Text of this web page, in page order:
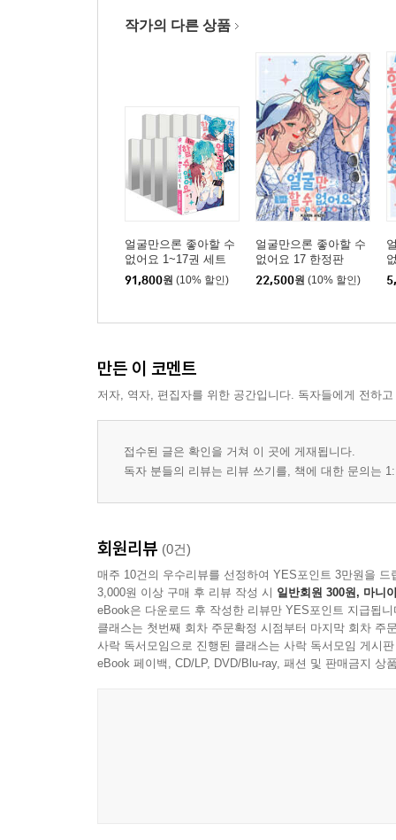
작가의 다른 상품
얼굴만으론 좋아할 수
없어요 1~17권 세트
91,800원 (10% 할인)
얼굴만으론 좋아할 수
없어요 17 한정판
22,500원 (10% 할인)
만든 이 코멘트
저자, 역자, 편집자를 위한 공간입니다. 독자들에게 전하
접수된 글은 확인을 거쳐 이 곳에 게재됩니다.
독자 분들의 리뷰는 리뷰 쓰기를, 책에 대한 문의는
회원리뷰 (0건)
매주 10건의 우수리뷰를 선정하여 YES포인트 3만원을 드
3,000원 이상 구매 후 리뷰 작성 시 일반회원 300원, 마니
eBook은 다운로드 후 작성한 리뷰만 YES포인트 지급됩니
클래스는 첫번째 회차 주문확정 시점부터 마지막 회차 주
사락 독서모임으로 진행된 클래스는 사락 독서모임 게시
eBook 페이백, CD/LP, DVD/Blu-ray, 패션 및 판매금지 상